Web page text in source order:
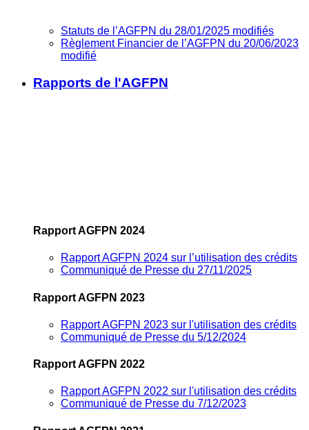
Statuts de l’AGFPN du 28/01/2025 modifiés
Règlement Financier de l’AGFPN du 20/06/2023
modifié
Rapports de l'AGFPN
Rapport AGFPN 2024
Rapport AGFPN 2024 sur l’utilisation des crédits
Communiqué de Presse du 27/11/2025
Rapport AGFPN 2023
Rapport AGFPN 2023 sur l'utilisation des crédits
Communiqué de Presse du 5/12/2024
Rapport AGFPN 2022
Rapport AGFPN 2022 sur l'utilisation des crédits
Communiqué de Presse du 7/12/2023